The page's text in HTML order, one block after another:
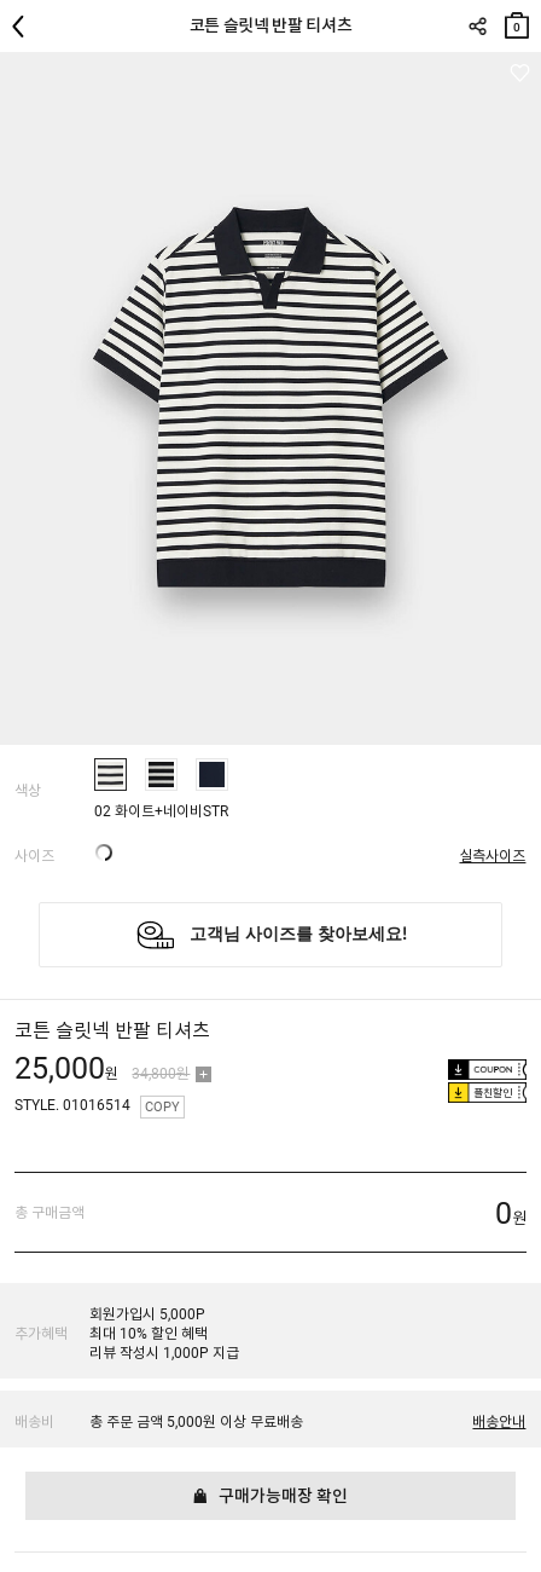
코튼 슬릿넥 반팔 티셔츠
장바
구니
0
색상
02 화이트+네이비STR
사이즈 실측사이즈
코튼 슬릿넥 반팔 티셔츠
25,000원 34,800원
플친할인
STYLE. 01016514 COPY
총 구매금액 0원
추가혜택
회원가입시 5,000P
최대 10% 할인 혜택
리뷰 작성시 1,000P 지급
배송비 총 주문 금액 5,000원 이상 무료배송 배송안내
구매가능매장 확인